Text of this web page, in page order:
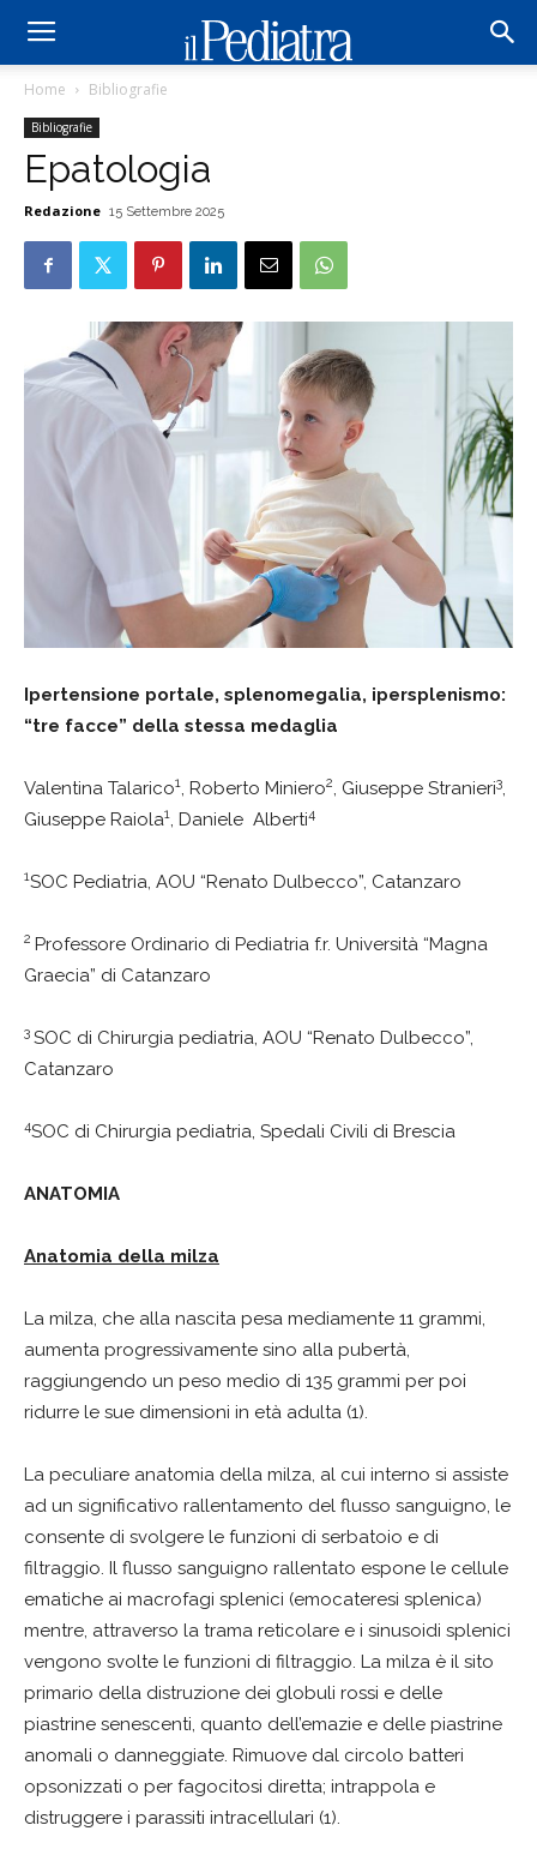
Home Bibliografie
Bibliografie
Epatologia
Redazione 15 Settembre 2025
Ipertensione portale, splenomegalia, ipersplenismo:
“tre facce” della stessa medaglia
Valentina Talarico1, Roberto Miniero2, Giuseppe Stranieri3,
Giuseppe Raiola1, Daniele Alberti4
1SOC Pediatria, AOU “Renato Dulbecco”, Catanzaro
2 Professore Ordinario di Pediatria f.r. Università “Magna
Graecia” di Catanzaro
3 SOC di Chirurgia pediatria, AOU “Renato Dulbecco”,
Catanzaro
4SOC di Chirurgia pediatria, Spedali Civili di Brescia
ANATOMIA
Anatomia della milza
La milza, che alla nascita pesa mediamente 11 grammi,
aumenta progressivamente sino alla pubertà,
raggiungendo un peso medio di 135 grammi per poi
ridurre le sue dimensioni in età adulta (1).
La peculiare anatomia della milza, al cui interno si assiste
ad un significativo rallentamento del flusso sanguigno, le
consente di svolgere le funzioni di serbatoio e di
filtraggio. Il flusso sanguigno rallentato espone le cellule
ematiche ai macrofagi splenici (emocateresi splenica)
mentre, attraverso la trama reticolare e i sinusoidi splenici
vengono svolte le funzioni di filtraggio. La milza è il sito
primario della distruzione dei globuli rossi e delle
piastrine senescenti, quanto dell’emazie e delle piastrine
anomali o danneggiate. Rimuove dal circolo batteri
opsonizzati o per fagocitosi diretta; intrappola e
distruggere i parassiti intracellulari (1).